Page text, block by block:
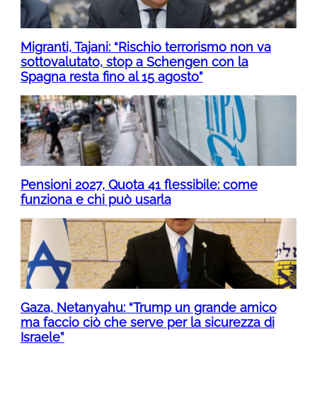
Migranti, Tajani: “Rischio terrorismo non va
sottovalutato, stop a Schengen con la
Spagna resta fino al 15 agosto”
Pensioni 2027, Quota 41 flessibile: come
funziona e chi può usarla
Gaza, Netanyahu: “Trump un grande amico
ma faccio ciò che serve per la sicurezza di
Israele”